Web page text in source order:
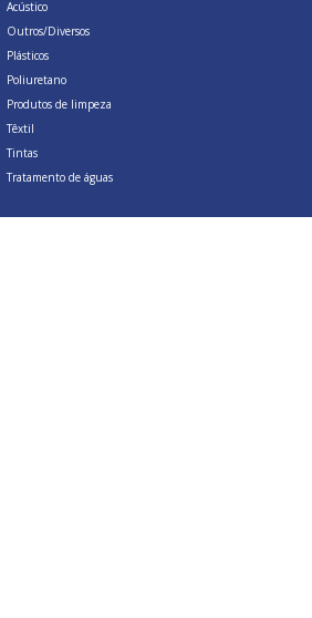
Acústico
Outros/Diversos
Plásticos
Poliuretano
Produtos de limpeza
Têxtil
Tintas
Tratamento de águas